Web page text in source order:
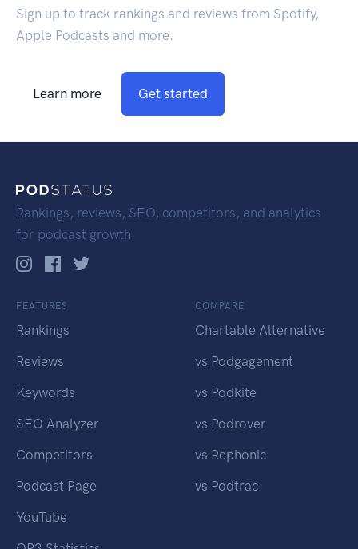
Sign up to track rankings and reviews from Spotify,
Apple Podcasts and more.
Learn more Get started
Rankings, reviews, SEO, competitors, and analytics
for podcast growth.
FEATURES
Rankings
Reviews
Keywords
SEO Analyzer
Competitors
Podcast Page
YouTube
COMPARE
Chartable Alternative
vs Podgagement
vs Podkite
vs Podrover
vs Rephonic
vs Podtrac